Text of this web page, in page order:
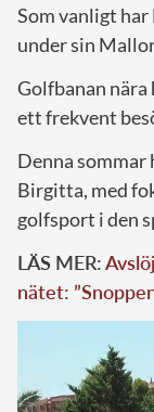
Som vanligt
under sin
Golfbanan nära
ett frekvent
Denna
Birgitta, med
golfsport i den
LÄS MER:
nätet: